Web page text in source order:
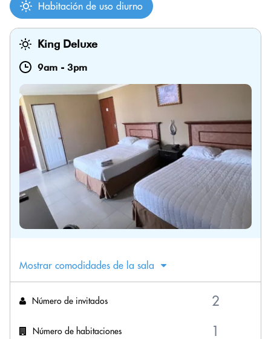
Habitación de uso diurno
King Deluxe
9am - 3pm
Mostrar comodidades de la sala
Número de invitados
Número de habitaciones